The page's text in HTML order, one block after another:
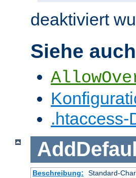
deaktiviert
Siehe auch
.htaccess-
Beschreibung:
Standard-